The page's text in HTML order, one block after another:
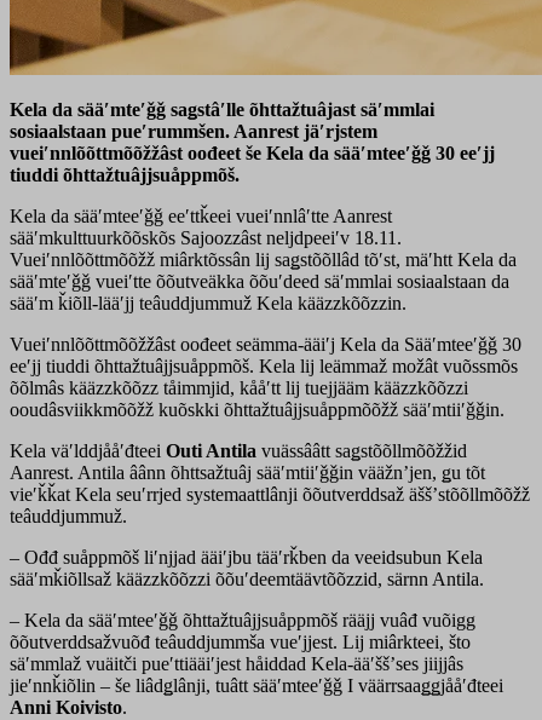
Kela da sääʹmteʹǧǧ saǥstâʹlle õhttažtuâjast säʹmmlai
sosiaalstaan pueʹrummšen. Aanrest jäʹrjstem
vueiʹnnlõõttmõõžžâst oođeet še Kela da sääʹmteeʹǧǧ 30 eeʹjj
tiuddi õhttažtuâjjsuåppmõš.
Kela da sääʹmteeʹǧǧ eeʹttǩeei vueiʹnnlâʹtte Aanrest
sääʹmkulttuurkõõskõs Sajoozzâst neljdpeeiʹv 18.11.
Vueiʹnnlõõttmõõžž miârktõssân lij saǥstõõllâd tõʹst, mäʹhtt Kela da
sääʹmteʹǧǧ vueiʹtte õõutveäkka õõuʹdeed säʹmmlai sosiaalstaan da
sääʹm ǩiõll-lääʹjj teâuddjummuž Kela kääzzkõõzzin.
Vueiʹnnlõõttmõõžžâst oođeet seämma-ääiʹj Kela da Sääʹmteeʹǧǧ 30
eeʹjj tiuddi õhttažtuâjjsuåppmõš. Kela lij leämmaž možât vuõssmõs
õõlmâs kääzzkõõzz tåimmjid, kååʹtt lij tuejjääm kääzzkõõzzi
ooudâsviikkmõõžž kuõskki õhttažtuâjjsuåppmõõžž sääʹmtiiʹǧǧin.
Kela väʹlddjååʹđteei Outi Antila vuässââtt saǥstõõllmõõžžid
Aanrest. Antila âânn õhttsažtuâj sääʹmtiiʹǧǧin vääžnʼjen, ǥu tõt
vieʹǩǩat Kela seuʹrrjed systemaattlânji õõutverddsaž äššʼstõõllmõõžž
teâuddjummuž.
– Ođđ suåppmõš liʹnjjad ääiʹjbu tääʹrǩben da veeidsubun Kela
sääʹmǩiõllsaž kääzzkõõzzi õõuʹdeemtäävtõõzzid, särnn Antila.
– Kela da sääʹmteeʹǧǧ õhttažtuâjjsuåppmõš rääjj vuâđ vuõigg
õõutverddsažvuõđ teâuddjummša vueʹjjest. Lij miârkteei, što
säʹmmlaž vuäitči pueʹttiääiʹjest håiddad Kela-ääʹššʼses jiijjâs
jieʹnnǩiõlin – še liâdǥlânji, tuâtt sääʹmteeʹǧǧ I väärrsaaǥǥjååʹđteei
Anni Koivisto.